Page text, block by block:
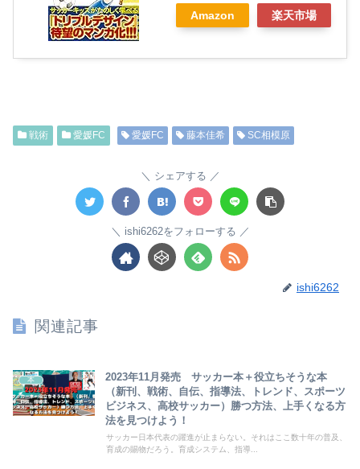
Amazon 楽天市場
戦術 愛媛FC 愛媛FC 藤本佳希 SC相模原
シェアする
ishi6262をフォローする
ishi6262
関連記事
本
2023年11月発売 サッカー本＋役立ちそうな本
（新刊、戦術、自伝、指導法、トレンド、スポーツ
ビジネス、高校サッカー）勝つ方法、上手くなる方
法を見つけよう！
サッカー日本代表の躍進が止まらない。それはここ数十年の普及、
育成の賜物だろう。育成システム、指導...